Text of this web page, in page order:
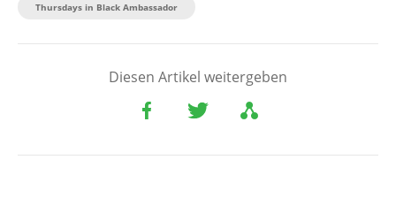
Thursdays in Black Ambassador
Diesen Artikel weitergeben